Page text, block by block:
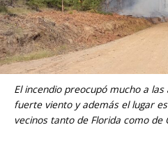
El incendio preocupó mucho a
fuerte viento y además el lugar
vecinos tanto de Florida como de